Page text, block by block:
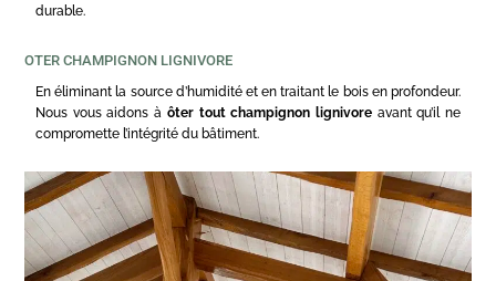
durable.
OTER CHAMPIGNON LIGNIVORE
En éliminant la source d’humidité et en traitant le bois en profondeur.
Nous vous aidons à ôter tout champignon lignivoreavant qu’il ne
compromette l’intégrité du bâtiment.